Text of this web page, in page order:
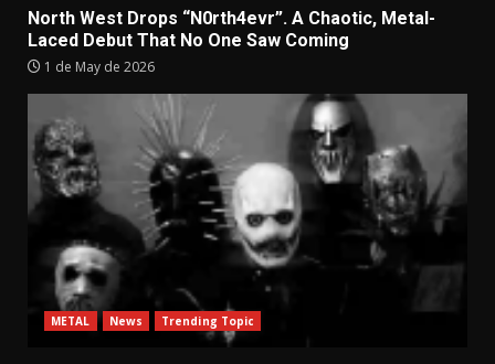
North West Drops “N0rth4evr”. A Chaotic, Metal-
Laced Debut That No One Saw Coming
1 de May de 2026
METAL News Trending Topic